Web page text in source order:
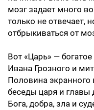
мозг задает много
только не отвечает,
отбрыкиваться от
Вот «Царь» —
Ивана Грозного и
Половина
беседы царя и главы
Бога, добра, зла и